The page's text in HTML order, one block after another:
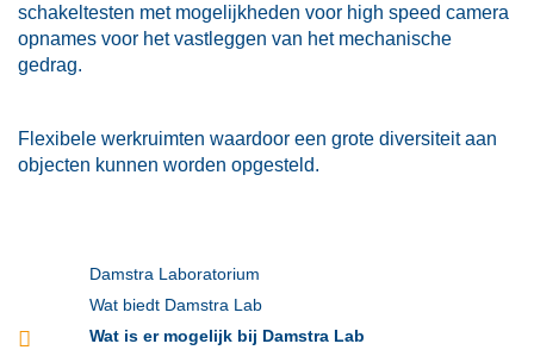
schakeltesten met mogelijkheden voor high speed camera
opnames voor het vastleggen van het mechanische
gedrag.
Flexibele werkruimten waardoor een grote diversiteit aan
objecten kunnen worden opgesteld.
Damstra Laboratorium
Wat biedt Damstra Lab
Wat is er mogelijk bij Damstra Lab